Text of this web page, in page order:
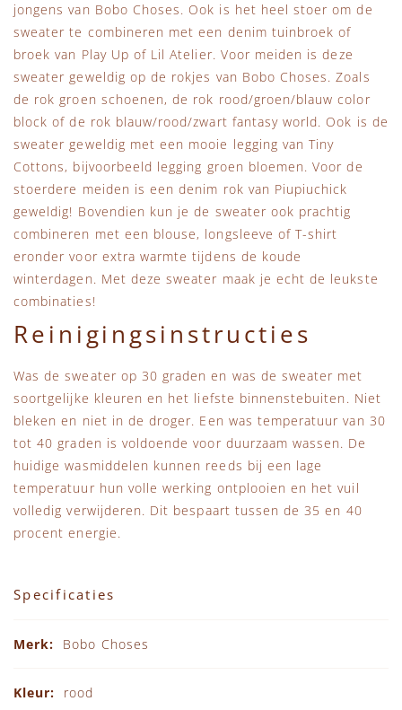
jongens van Bobo Choses. Ook is het heel stoer om de
sweater te combineren met een denim tuinbroek of
broek van Play Up of Lil Atelier. Voor meiden is deze
sweater geweldig op de rokjes van Bobo Choses. Zoals
de rok groen schoenen, de rok rood/groen/blauw color
block of de rok blauw/rood/zwart fantasy world. Ook is de
sweater geweldig met een mooie legging van Tiny
Cottons, bijvoorbeeld legging groen bloemen. Voor de
stoerdere meiden is een denim rok van Piupiuchick
geweldig! Bovendien kun je de sweater ook prachtig
combineren met een blouse, longsleeve of T-shirt
eronder voor extra warmte tijdens de koude
winterdagen. Met deze sweater maak je echt de leukste
combinaties!
Reinigingsinstructies
Was de sweater op 30 graden en was de sweater met
soortgelijke kleuren en het liefste binnenstebuiten. Niet
bleken en niet in de droger. Een was temperatuur van 30
tot 40 graden is voldoende voor duurzaam wassen. De
huidige wasmiddelen kunnen reeds bij een lage
temperatuur hun volle werking ontplooien en het vuil
volledig verwijderen. Dit bespaart tussen de 35 en 40
procent energie.
Specificaties
Bobo Choses
rood